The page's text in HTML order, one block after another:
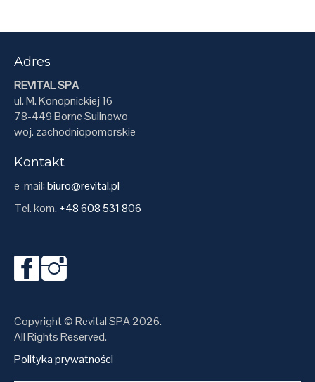
Adres
REVITAL SPA
ul. M. Konopnickiej 16
78-449 Borne Sulinowo
woj. zachodniopomorskie
Kontakt
e-mail:biuro@revital.pl
Tel. kom. +48 608 531 806
Copyright © Revital SPA 2026.
All Rights Reserved.
Polityka prywatności